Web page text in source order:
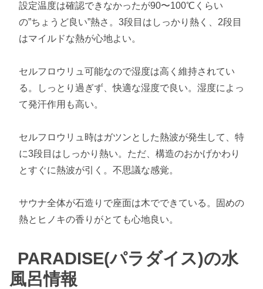
設定温度は確認できなかったが90〜100℃くらい
の”ちょうど良い”熱さ。3段目はしっかり熱く、2段目
はマイルドな熱が心地よい。
セルフロウリュ可能なので湿度は高く維持されてい
る。しっとり過ぎず、快適な湿度で良い。湿度によっ
て発汗作用も高い。
セルフロウリュ時はガツンとした熱波が発生して、特
に3段目はしっかり熱い。ただ、構造のおかげかわり
とすぐに熱波が引く。不思議な感覚。
サウナ全体が石造りで座面は木でできている。固めの
熱とヒノキの香りがとても心地良い。
PARADISE(パラダイス)の水
風呂情報